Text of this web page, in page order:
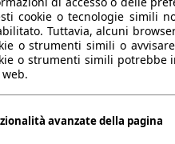
cookie o tecnologie simili
Tuttavia, alcuni
o strumenti simili o
o strumenti simili potrebbe
avanzate della pagina